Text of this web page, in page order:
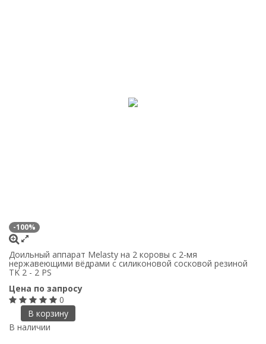
-100%
Доильный аппарат Melasty на 2 коровы с 2-мя
нержавеющими вёдрами с силиконовой сосковой резиной
TK 2 - 2 PS
Цена по запросу
0
В корзину
В наличии